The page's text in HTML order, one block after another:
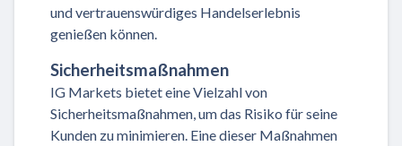
und vertrauenswürdiges Handelserlebnis
genießen können.
Sicherheitsmaßnahmen
IG Markets bietet eine Vielzahl von
Sicherheitsmaßnahmen, um das Risiko für seine
Kunden zu minimieren. Eine dieser Maßnahmen